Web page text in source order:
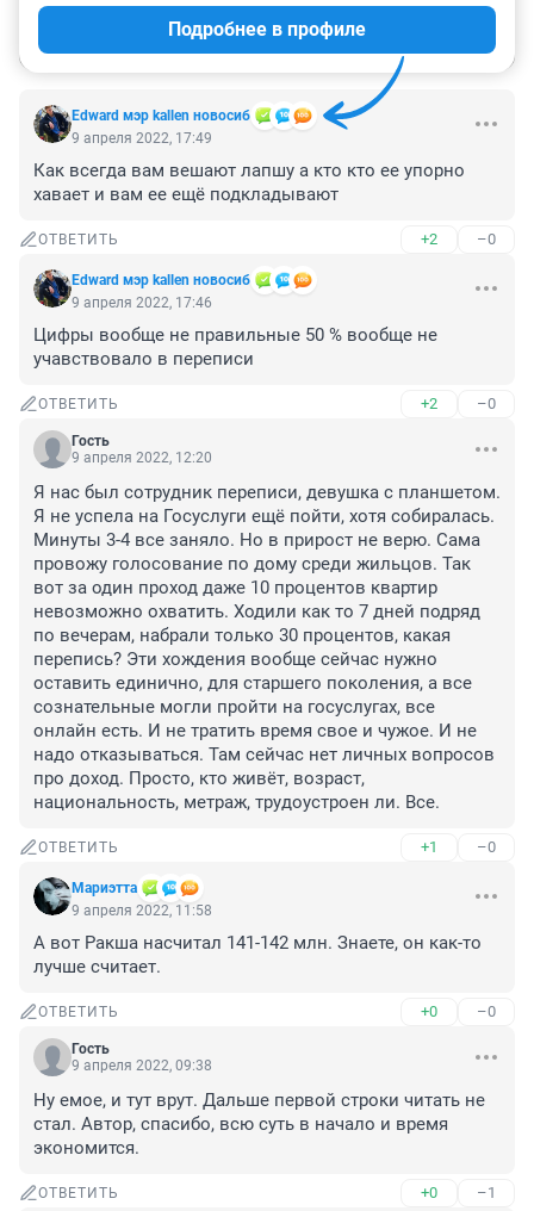
Edward мэр kallen новосиб
Подробнее в профиле
9 апреля 2022, 17:49
Как всегда вам вешают лапшу а кто кто ее упорно
хавает и вам ее ещё подкладывают
ОТВЕТИТЬ +2 –0
Edward мэр kallen новосиб
9 апреля 2022, 17:46
Цифры вообще не правильные 50 % вообще не
учавствовало в переписи
ОТВЕТИТЬ +2 –0
Гость
9 апреля 2022, 12:20
Я нас был сотрудник переписи, девушка с планшетом.
Я не успела на Госуслуги ещё пойти, хотя собиралась.
Минуты 3-4 все заняло. Но в прирост не верю. Сама
провожу голосование по дому среди жильцов. Так
вот за один проход даже 10 процентов квартир
невозможно охватить. Ходили как то 7 дней подряд
по вечерам, набрали только 30 процентов, какая
перепись? Эти хождения вообще сейчас нужно
оставить единично, для старшего поколения, а все
сознательные могли пройти на госуслугах, все
онлайн есть. И не тратить время свое и чужое. И не
надо отказываться. Там сейчас нет личных вопросов
про доход. Просто, кто живёт, возраст,
национальность, метраж, трудоустроен ли. Все.
ОТВЕТИТЬ +1 –0
Мариэтта
9 апреля 2022, 11:58
А вот Ракша насчитал 141-142 млн. Знаете, он как-то
лучше считает.
ОТВЕТИТЬ +0 –0
Гость
9 апреля 2022, 09:38
Ну емое, и тут врут. Дальше первой строки читать не
стал. Автор, спасибо, всю суть в начало и время
экономится.
ОТВЕТИТЬ +0 –1